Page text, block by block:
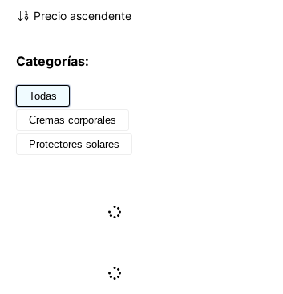
Precio ascendente
Categorías:
Todas
Cremas corporales
Protectores solares